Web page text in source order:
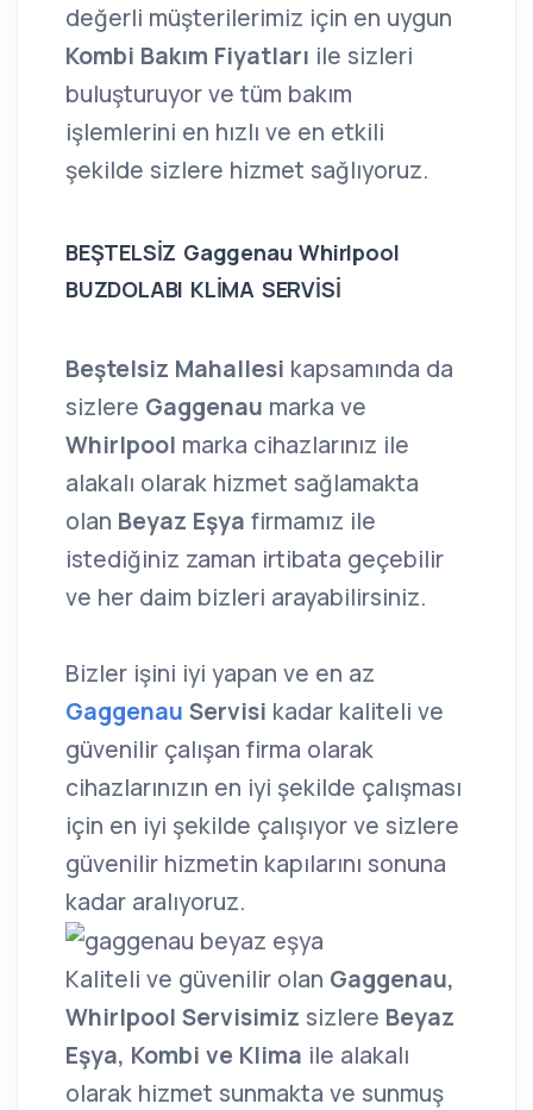
değerli müşterilerimiz için en uygun
Kombi Bakım Fiyatları ile sizleri
buluşturuyor ve tüm bakım
işlemlerini en hızlı ve en etkili
şekilde sizlere hizmet sağlıyoruz.
BEŞTELSİZ Gaggenau Whirlpool
BUZDOLABI KLİMA SERVİSİ
Beştelsiz Mahallesi kapsamında da
sizlere Gaggenau marka ve
Whirlpool marka cihazlarınız ile
alakalı olarak hizmet sağlamakta
olan Beyaz Eşya firmamız ile
istediğiniz zaman irtibata geçebilir
ve her daim bizleri arayabilirsiniz.
Bizler işini iyi yapan ve en az
Gaggenau Servisi kadar kaliteli ve
güvenilir çalışan firma olarak
cihazlarınızın en iyi şekilde çalışması
için en iyi şekilde çalışıyor ve sizlere
güvenilir hizmetin kapılarını sonuna
kadar aralıyoruz.
Kaliteli ve güvenilir olan Gaggenau,
Whirlpool Servisimiz sizlere Beyaz
Eşya, Kombi ve Klima ile alakalı
olarak hizmet sunmakta ve sunmuş